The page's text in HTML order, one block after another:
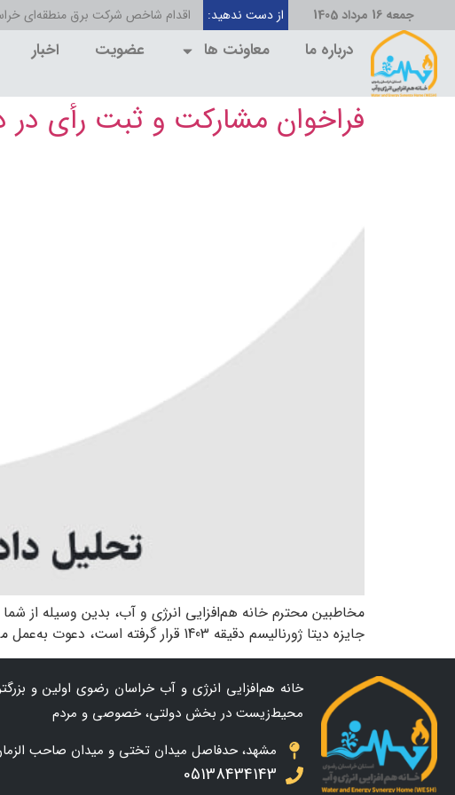
جمعه 16 مرداد 1405 از دست ندهید: اقدام شاخص شرکت برق منطقه‌ای
درباره ما معاونت ها عضویت اخبار
فراخوان مشارکت و ثبت رأی در
مخاطبین محترم خانه هم‌افزایی انرژی و آب، بدین وسیله از
جایزه دیتا ژورنالیسم دقیقه 1403 قرار گرفته است، دعوت به‌عمل می‌آید. با توجه به مشارکت نویسندگان نشریه هم‌افزایی انرژی و آب در تهیه این گزارش […]
خانه هم‌افزایی انرژی و آب خراسان رضوی اولین و
محیط‌زیست در بخش دولتی، خصوصی و مردم
مشهد، حدفاصل میدان تختی و میدان صاحب الزمان،
05138434143